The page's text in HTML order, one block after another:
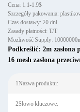
Cena: 1.1-1.9$
Szczegóły pakowania:
Czas dostawy: 20 dni
Zasady płatności: T/T
Możliwość Supply:
Podkreślić: 2m zasłona
16 mesh zasłona
1Nazwa produktu:
2Słowo kluczowe: